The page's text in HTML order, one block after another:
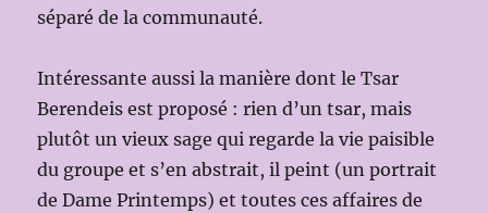
séparé de la communauté.
Intéressante aussi la manière dont le Tsar
Berendeis est proposé : rien d’un tsar, mais
plutôt un vieux sage qui regarde la vie paisible
du groupe et s’en abstrait, il peint (un portrait
de Dame Printemps) et toutes ces affaires de